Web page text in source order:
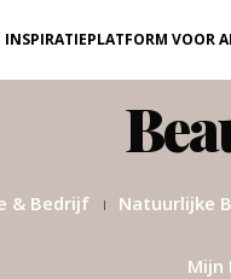
VOOR
& Bedrijf Natuurlijke
Mijn